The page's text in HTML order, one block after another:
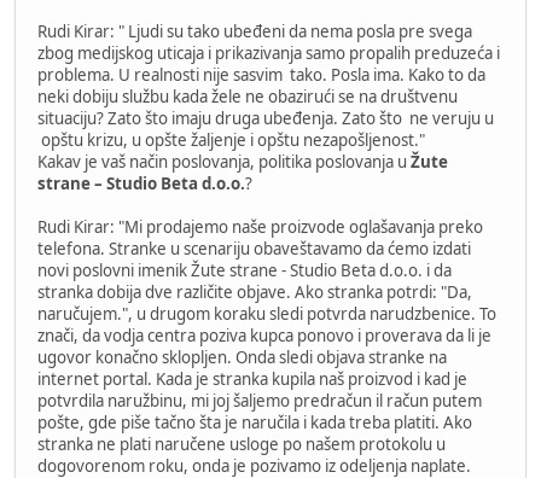
Rudi Kirar: " Ljudi su tako ubeđeni da nema posla pre svega
zbog medijskog uticaja i prikazivanja samo propalih preduzeća i
problema. U realnosti nije sasvim tako. Posla ima. Kako to da
neki dobiju službu kada žele ne obazirući se na društvenu
situaciju? Zato što imaju druga ubeđenja. Zato što ne veruju u
opštu krizu, u opšte žaljenje i opštu nezapošljenost."
Kakav je vaš način poslovanja, politika poslovanja u Žute
strane – Studio Beta d.o.o.?
Rudi Kirar: "Mi prodajemo naše proizvode oglašavanja preko
telefona. Stranke u scenariju obaveštavamo da ćemo izdati
novi poslovni imenik Žute strane - Studio Beta d.o.o. i da
stranka dobija dve različite objave. Ako stranka potrdi: "Da,
naručujem.", u drugom koraku sledi potvrda narudzbenice. To
znači, da vodja centra poziva kupca ponovo i proverava da li je
ugovor konačno sklopljen. Onda sledi objava stranke na
internet portal. Kada je stranka kupila naš proizvod i kad je
potvrdila naružbinu, mi joj šaljemo predračun il račun putem
pošte, gde piše tačno šta je naručila i kada treba platiti. Ako
stranka ne plati naručene usloge po našem protokolu u
dogovorenom roku, onda je pozivamo iz odeljenja naplate.